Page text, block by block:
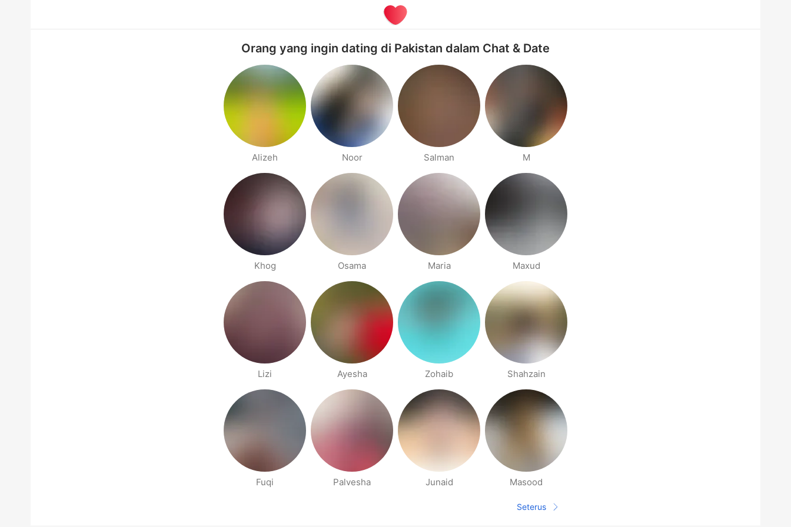
Orang yang ingin dating di Pakistan dalam Chat & Date
Alizeh Noor Salman M
Khog Osama Maria Maxud
Lizi Ayesha Zohaib Shahzain
Fuqi Palvesha Junaid Masood
Halaman selanjutnya
Seterus